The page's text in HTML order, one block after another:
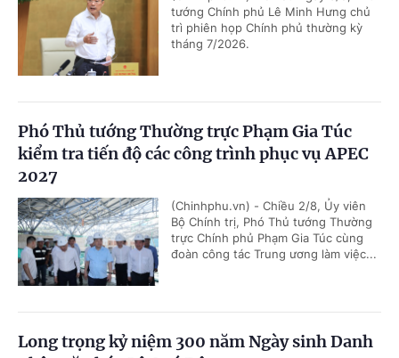
tướng Chính phủ Lê Minh Hưng chủ
trì phiên họp Chính phủ thường kỳ
tháng 7/2026.
Phó Thủ tướng Thường trực Phạm Gia Túc
kiểm tra tiến độ các công trình phục vụ APEC
2027
(Chinhphu.vn) - Chiều 2/8, Ủy viên
Bộ Chính trị, Phó Thủ tướng Thường
trực Chính phủ Phạm Gia Túc cùng
đoàn công tác Trung ương làm việc...
Long trọng kỷ niệm 300 năm Ngày sinh Danh